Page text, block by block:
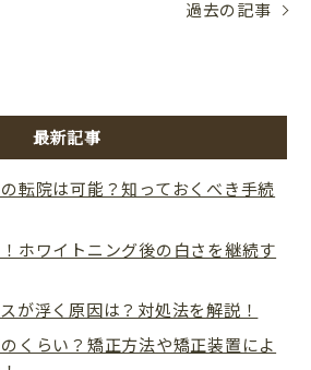
過去の記事
最新記事
転院は可能？知っておくべき手続
ホワイトニング後の白さを継続す
が浮く原因は？対処法を解説！
くらい？矯正方法や矯正装置によ